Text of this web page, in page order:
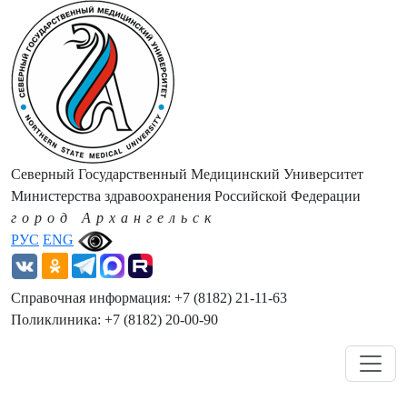
РУС ENG
Северный Государственный Медицинский Университет
Министерства здравоохранения Российской Федерации
город Архангельск
Справочная информация: +7 (8182) 21-11-63
Поликлиника: +7 (8182) 20-00-90